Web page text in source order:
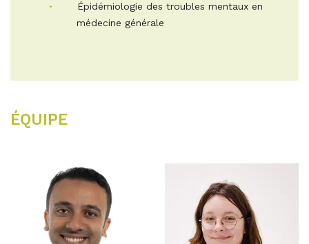
Épidémiologie des troubles mentaux en
médecine générale
ÉQUIPE